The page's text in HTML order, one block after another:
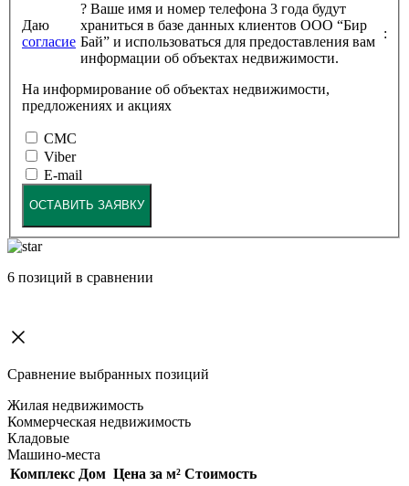
Даю
согласие
? Ваше имя и номер телефона 3 года будут
храниться в базе данных клиентов ООО “Бир
Бай” и использоваться для предоставления вам
информации об объектах недвижимости.
:
На информирование об объектах недвижимости,
предложениях и акциях
СМС
Viber
E-mail
ОСТАВИТЬ ЗАЯВКУ
6 позиций в сравнении
Сравнение выбранных позиций
Жилая недвижимость
Коммерческая недвижимость
Кладовые
Машино-места
Комплекс Дом Цена за м² Стоимость